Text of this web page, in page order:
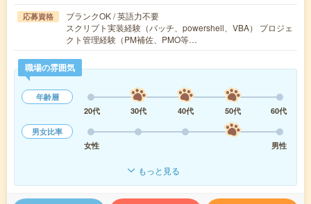
応募資格
ブランクOK / 英語力不要
スクリプト実装経験（バッチ、powershell、VBA） プロジェ
クト管理経験（PM補佐、PMO等…
職場の雰囲気
年齢層
20代
30代 40代 50代
60代
男女比率
女性
男性
もっと見る